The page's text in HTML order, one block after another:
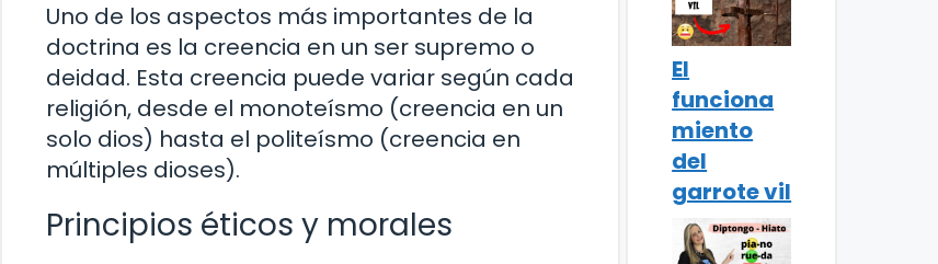
Uno de los aspectos más importantes de la
doctrina es la creencia en un ser supremo o
deidad. Esta creencia puede variar según cada
religión, desde el monoteísmo (creencia en un
solo dios) hasta el politeísmo (creencia en
múltiples dioses).
Principios éticos y morales
El
funciona
miento
del
garrote vil